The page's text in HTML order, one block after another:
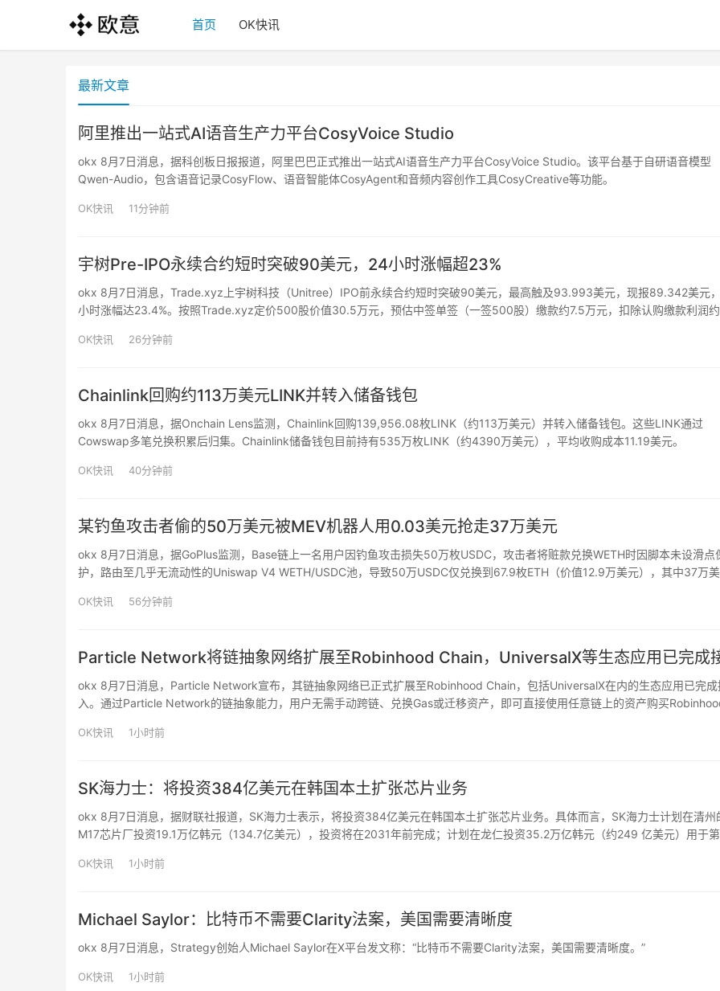
首页 OK快讯
最新文章
阿里推出一站式AI语音生产力平台CosyVoice Studio
okx 8月7日消息，据科创板日报报道，阿里巴巴正式推出一站式AI语音生产力平台CosyVoice Studio。该平台基于自研语音模型
Qwen-Audio，包含语音记录CosyFlow、语音智能体CosyAgent和音频内容创作工具CosyCreative等功能。
OK快讯 11分钟前
宇树Pre-IPO永续合约短时突破90美元，24小时涨幅超23%
okx 8月7日消息，Trade.xyz上宇树科技（Unitree）IPO前永续合约短时突破90美元，最高触及93.993美元，现报89.342美元
小时涨幅达23.4%。按照Trade.xyz定价500股价值30.5万元，预估中签单签（一签500股）缴款约7.5万元，扣除认购缴款利润
OK快讯 26分钟前
Chainlink回购约113万美元LINK并转入储备钱包
okx 8月7日消息，据Onchain Lens监测，Chainlink回购139,956.08枚LINK（约113万美元）并转入储备钱包。这些LINK通过
Cowswap多笔兑换积累后归集。Chainlink储备钱包目前持有535万枚LINK（约4390万美元），平均收购成本11.19美元。
OK快讯 40分钟前
某钓鱼攻击者偷的50万美元被MEV机器人用0.03美元抢走37万美元
okx 8月7日消息，据GoPlus监测，Base链上一名用户因钓鱼攻击损失50万枚USDC，攻击者将赃款兑换WETH时因脚本未设滑点
护，路由至几乎无流动性的Uniswap V4 WETH/USDC池，导致50万USDC仅兑换到67.9枚ETH（价值12.9万美元），其中37万美
OK快讯 56分钟前
Particle Network将链抽象网络扩展至Robinhood Chain，UniversalX等生态应用已完成
okx 8月7日消息，Particle Network宣布，其链抽象网络已正式扩展至Robinhood Chain，包括UniversalX在内的生态应用已完成
入。通过Particle Network的链抽象能力，用户无需手动跨链、兑换Gas或迁移资产，即可直接使用任意链上的资产购买
OK快讯 1小时前
SK海力士：将投资384亿美元在韩国本土扩张芯片业务
okx 8月7日消息，据财联社报道，SK海力士表示，将投资384亿美元在韩国本土扩张芯片业务。具体而言，SK海力士计划在清州
M17芯片厂投资19.1万亿韩元（134.7亿美元），投资将在2031年前完成；计划在龙仁投资35.2万亿韩元（约249 亿美元）用于第
OK快讯 1小时前
Michael Saylor：比特币不需要Clarity法案，美国需要清晰度
okx 8月7日消息，Strategy创始人Michael Saylor在X平台发文称：“比特币不需要Clarity法案，美国需要清晰度。”
OK快讯 1小时前